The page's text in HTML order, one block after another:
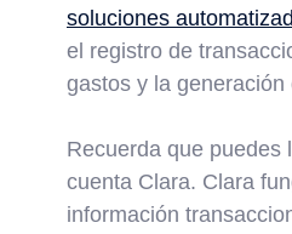
soluciones
el registro de
gastos y la generación
Recuerda que puedes
cuenta Clara. Clara
información